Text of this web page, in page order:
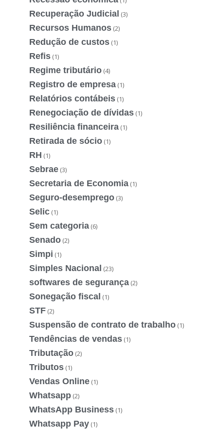
Recuperação Judicial (3)
Recursos Humanos (2)
Redução de custos (1)
Refis (1)
Regime tributário (4)
Registro de empresa (1)
Relatórios contábeis (1)
Renegociação de dívidas (1)
Resiliência financeira (1)
Retirada de sócio (1)
RH (1)
Sebrae (3)
Secretaria de Economia (1)
Seguro-desemprego (3)
Selic (1)
Sem categoria (6)
Senado (2)
Simpi (1)
Simples Nacional (23)
softwares de segurança (2)
Sonegação fiscal (1)
STF (2)
Suspensão de contrato de trabalho (1)
Tendências de vendas (1)
Tributação (2)
Tributos (1)
Vendas Online (1)
Whatsapp (2)
WhatsApp Business (1)
Whatsapp Pay (1)